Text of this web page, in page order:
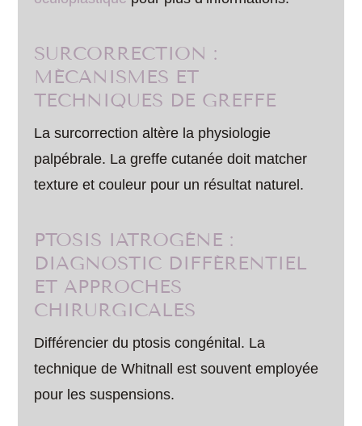
SURCORRECTION :
MÉCANISMES ET
TECHNIQUES DE GREFFE
La surcorrection altère la physiologie
palpébrale. La greffe cutanée doit matcher
texture et couleur pour un résultat naturel.
PTOSIS IATROGÈNE :
DIAGNOSTIC DIFFÉRENTIEL
ET APPROCHES
CHIRURGICALES
Différencier du ptosis congénital. La
technique de Whitnall est souvent employée
pour les suspensions.